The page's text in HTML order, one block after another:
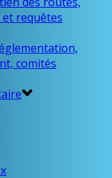
requêtes
comités